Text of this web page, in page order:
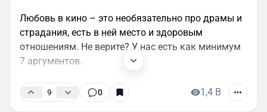
Любовь в кино – это необязательно про драмы и
страдания, есть в ней место и здоровым
отношениям. Не верите? У нас есть как минимум
7 аргументов.
9 0 1,4 B